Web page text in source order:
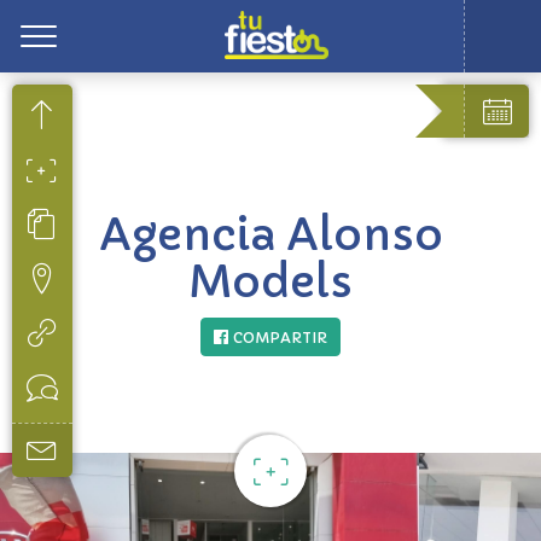
Agencia Alonso
Models
COMPARTIR